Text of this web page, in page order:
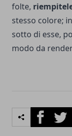
folte,
stesso colore;
sotto di esse,
modo da
Facebook